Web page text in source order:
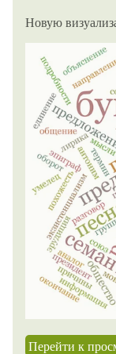
Новую
Перейти к